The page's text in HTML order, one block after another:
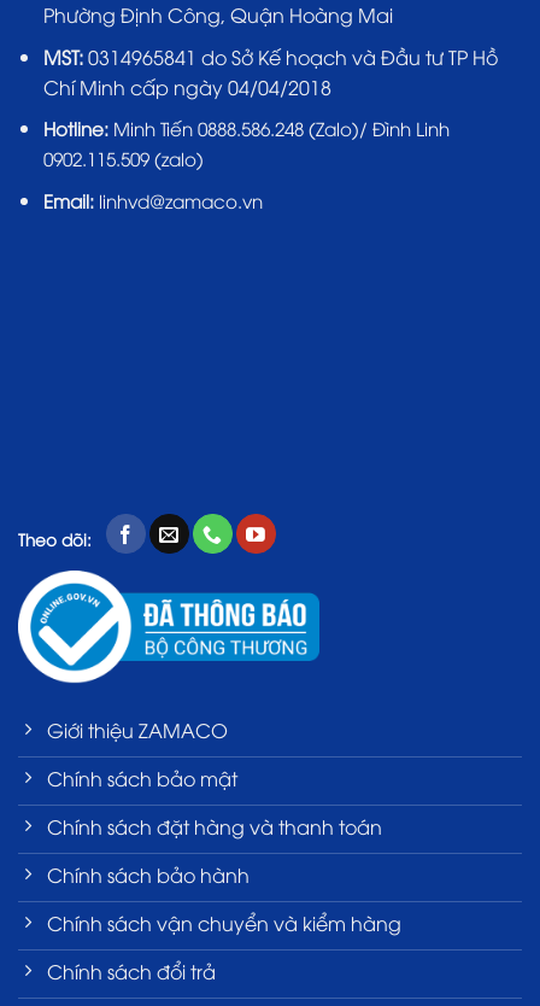
Phường Định Công, Quận Hoàng Mai
MST:0314965841 do Sở Kế hoạch và Đầu tư TP Hồ
Chí Minh cấp ngày 04/04/2018
Hotline: Minh Tiến 0888.586.248 (Zalo)/ Đình Linh
0902.115.509 (zalo)
Email:linhvd@zamaco.vn
Theo dõi:
Giới thiệu ZAMACO
Chính sách bảo mật
Chính sách đặt hàng và thanh toán
Chính sách bảo hành
Chính sách vận chuyển và kiểm hàng
Chính sách đổi trả